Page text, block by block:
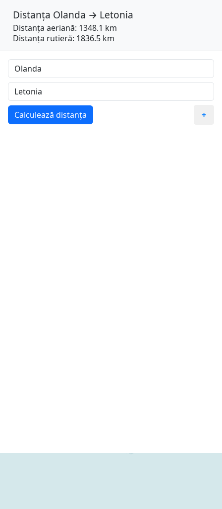
Distanța Olanda → Letonia
Distanța aeriană: 1348.1 km
Distanța rutieră: 1836.5 km
Calculează distanța +